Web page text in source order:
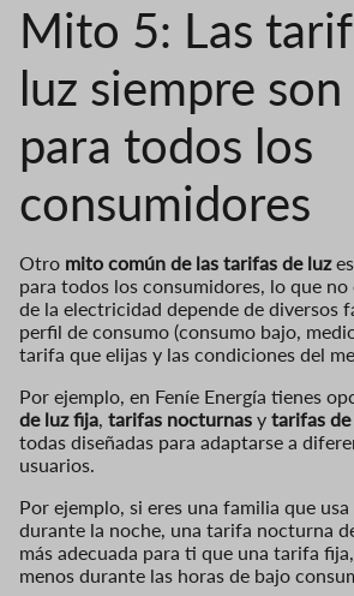
Mito 5: Las
luz siempre
para todos los
consumidores
Otro mito común de las tarifas de luz
para todos los consumidores, lo que
de la electricidad depende de diversos
perfil de consumo (consumo bajo,
tarifa que elijas y las condiciones del
Por ejemplo, en Feníe Energía tienes
de luz fija, tarifas nocturnas y tarifas
todas diseñadas para adaptarse a
usuarios.
Por ejemplo, si eres una familia que
durante la noche, una tarifa nocturna
más adecuada para ti que una tarifa
menos durante las horas de bajo